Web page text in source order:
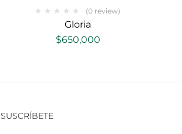
(0 review)
Gloria
$650,000
SUSCRÍBETE